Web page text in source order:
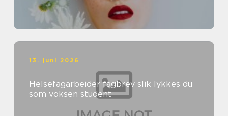
13. juni 2026
Helsefagarbeider fagbrev slik lykkes du
som voksen student